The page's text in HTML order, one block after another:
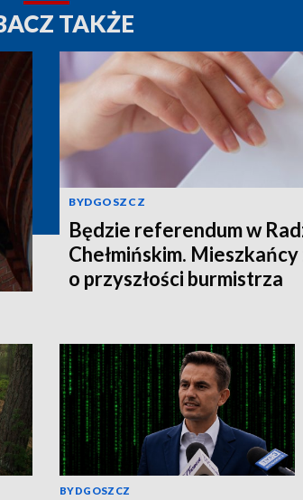
TAKŻE
BYDGOSZCZ
Będzie referendum w
Chełmińskim.
o przyszłości burmistrza
BYDGOSZCZ